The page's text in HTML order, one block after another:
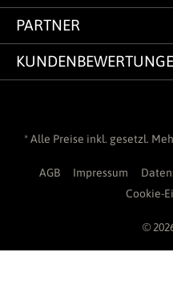
PARTNER
* Alle Preise inkl. gesetzl.
AGB Impressum
Cookie-
©